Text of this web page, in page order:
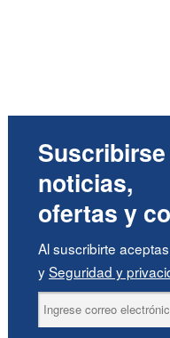
noticias,
ofertas y
Al suscribirte
ySeguridad y